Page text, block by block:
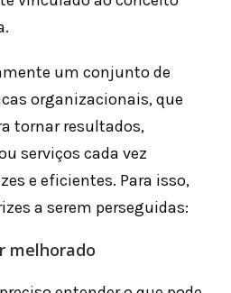
um conjunto de
organizacionais, que
tornar resultados,
serviços cada vez
e eficientes. Para isso,
a serem perseguidas:
melhorado